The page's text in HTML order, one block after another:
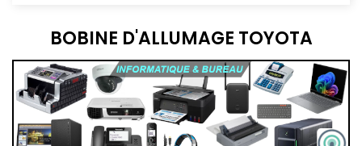
BOBINE D'ALLUMAGE TOYOTA